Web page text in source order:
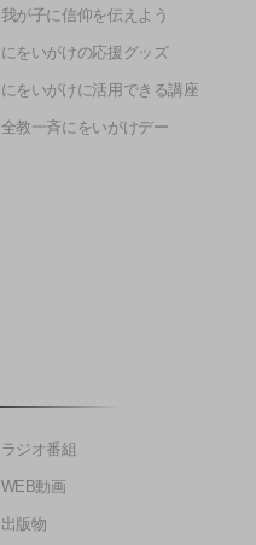
我が子に信仰を伝えよう
にをいがけの応援グッズ
にをいがけに活用できる講座
全教一斉にをいがけデー
ラジオ番組
WEB動画
出版物